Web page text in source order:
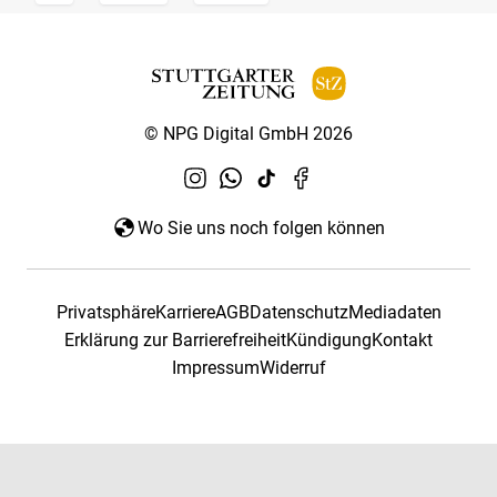
© NPG Digital GmbH 2026
Wo Sie uns noch folgen können
PrivatsphäreKarriereAGBDatenschutzMediadaten
Erklärung zur BarrierefreiheitKündigungKontakt
ImpressumWiderruf